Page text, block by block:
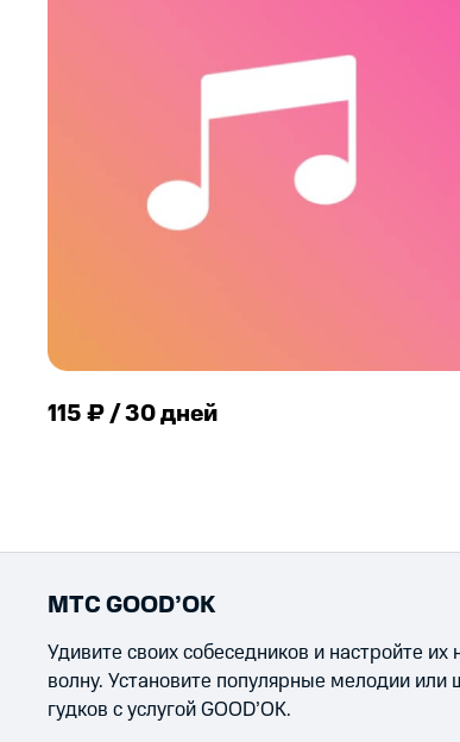
115 ₽ / 30 дней
МТС GOOD’OK
Удивите своих собеседников и настройте
волну. Установите популярные мелодии или
гудков с услугой GOOD’OK.